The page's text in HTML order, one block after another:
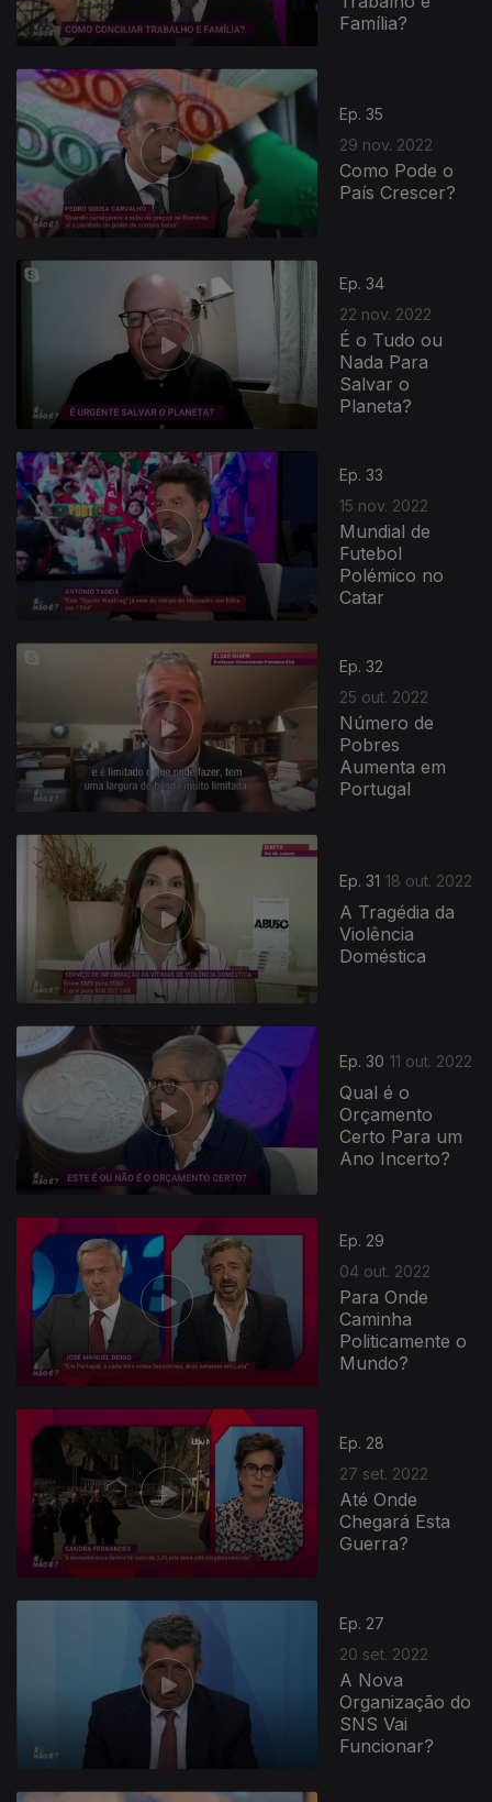
Família?
Ep. 35
29 nov. 2022
Como Pode o
País Crescer?
Ep. 34
22 nov. 2022
É o Tudo ou
Nada Para
Salvar o
Planeta?
Ep. 33
15 nov. 2022
Mundial de
Futebol
Polémico no
Catar
Ep. 32
25 out. 2022
Número de
Pobres
Aumenta em
Portugal
Ep. 31 18 out. 2022
A Tragédia da
Violência
Doméstica
Ep. 30 11 out. 2022
Qual é o
Orçamento
Certo Para um
Ano Incerto?
Ep. 29
04 out. 2022
Para Onde
Caminha
Politicamente o
Mundo?
Ep. 28
27 set. 2022
Até Onde
Chegará Esta
Guerra?
Ep. 27
20 set. 2022
A Nova
Organização do
SNS Vai
Funcionar?